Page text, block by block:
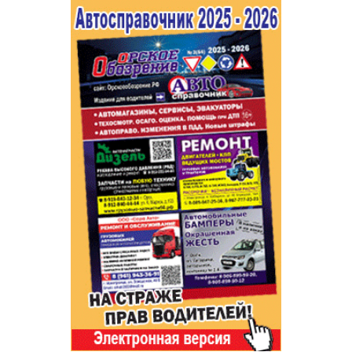
Строительство и ремонт
Авто и мото
Рестораны, кафе, бары
Развлечения и отдых
Спорт Фитнес
Недвижимость
Красота Косметология
Телекоммуникации и связь
Торговля
Бизнес и финансы
Юристы, Экспертиза, Страхование
Ремонт
Социальные организации
Это интересно
Администрация
Популярное →
Строительство и ремонт